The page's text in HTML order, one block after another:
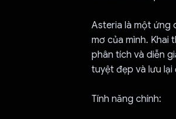
Asteria là một ứng
mơ của mình. Khai
phân tích và diễn
tuyệt đẹp và lưu lại
Tính năng chính: